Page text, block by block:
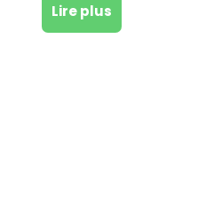
Lire plus